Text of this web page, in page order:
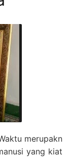
merupakn
yang kiat